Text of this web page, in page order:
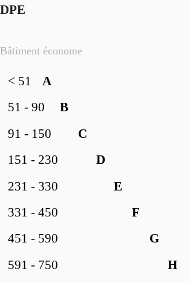
DPE
Bâtiment économe
A
< 51
B
51 - 90
C
91 - 150
D
151 - 230
E
231 - 330
F
331 - 450
G
451 - 590
H
591 - 750